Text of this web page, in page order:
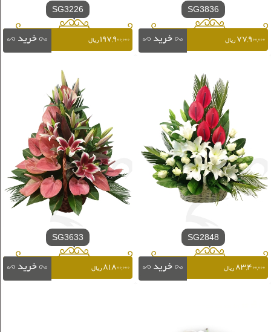
SG3836
۷۷,۹۰۰,۰۰۰ریال
SG3226
۱۹۷,۹۰۰,۰۰۰ریال
SG2848
۸۳,۴۰۰,۰۰۰ریال
SG3633
۸۱,۸۰۰,۰۰۰ریال